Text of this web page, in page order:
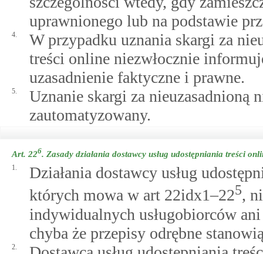
uprawnionego lub na podstawie
4.
W przypadku uznania skargi za
treści online niezwłocznie
uzasadnienie faktyczne i prawne.
5.
Uznanie skargi za nieuzasadnioną
zautomatyzowany.
Art. 226. Zasady działania dostawcy usług udostępniania treści
1.
Działania dostawcy usług
których mowa w art 22idx1–225,
indywidualnych usługobiorców
chyba że przepisy odrębne
2.